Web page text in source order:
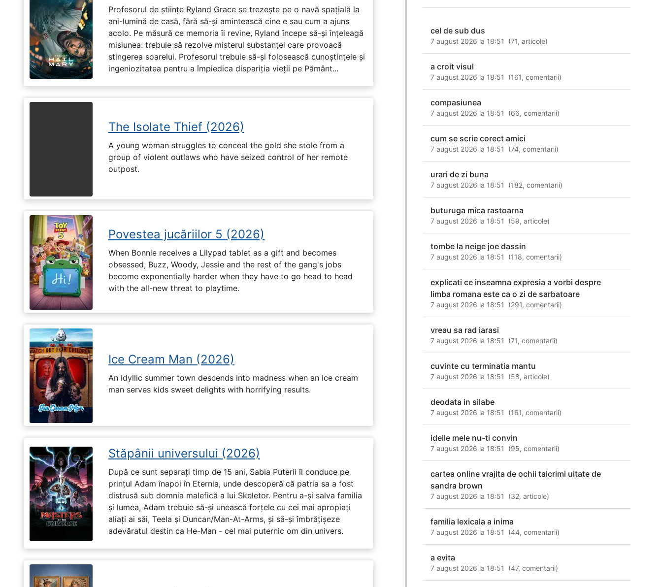
Profesorul de științe Ryland Grace se trezește pe o navă spațială la
ani-lumină de casă, fără să-și amintească cine e sau cum a ajuns
acolo. Pe măsură ce memoria îi revine, Ryland începe să-și înțeleagă
misiunea: trebuie să rezolve misterul substanței care provoacă
stingerea soarelui. Profesorul trebuie să-și folosească cunoștințele și
ingeniozitatea pentru a împiedica dispariția vieții pe Pământ...
The Isolate Thief (2026)
A young woman struggles to conceal the gold she stole from a
group of violent outlaws who have seized control of her remote
outpost.
Povestea jucăriilor 5 (2026)
When Bonnie receives a Lilypad tablet as a gift and becomes
obsessed, Buzz, Woody, Jessie and the rest of the gang's jobs
become exponentially harder when they have to go head to head
with the all-new threat to playtime.
Ice Cream Man (2026)
An idyllic summer town descends into madness when an ice cream
man serves kids sweet delights with horrifying results.
Stăpânii universului (2026)
După ce sunt separați timp de 15 ani, Sabia Puterii îl conduce pe
prințul Adam înapoi în Eternia, unde descoperă că patria sa a fost
distrusă sub domnia malefică a lui Skeletor. Pentru a-și salva familia
și lumea, Adam trebuie să-și unească forțele cu cei mai apropiați
aliați ai săi, Teela și Duncan/Man-At-Arms, și să-și îmbrățișeze
adevăratul destin ca He-Man - cel mai puternic om din univers.
cel de sub dus
7 august 2026 la 18:51 (71,articole)
a croit visul
7 august 2026 la 18:51 (161,comentarii)
compasiunea
7 august 2026 la 18:51 (66,comentarii)
cum se scrie corect amici
7 august 2026 la 18:51 (74,comentarii)
urari de zi buna
7 august 2026 la 18:51 (182,comentarii)
buturuga mica rastoarna
7 august 2026 la 18:51 (59,articole)
tombe la neige joe dassin
7 august 2026 la 18:51 (118,comentarii)
explicati ce inseamna expresia a vorbi despre
limba romana este ca o zi de sarbatoare
7 august 2026 la 18:51 (291,comentarii)
vreau sa rad iarasi
7 august 2026 la 18:51 (71,comentarii)
cuvinte cu terminatia mantu
7 august 2026 la 18:51 (58,articole)
deodata in silabe
7 august 2026 la 18:51 (161,comentarii)
ideile mele nu-ti convin
7 august 2026 la 18:51 (95,comentarii)
cartea online vrajita de ochii taicrimi uitate de
sandra brown
7 august 2026 la 18:51 (32,articole)
familia lexicala a inima
7 august 2026 la 18:51 (44,comentarii)
a evita
7 august 2026 la 18:51 (47,comentarii)